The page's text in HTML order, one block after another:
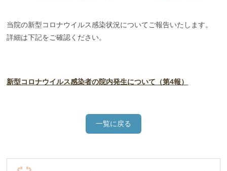
当院の新型コロナウイルス感染状況についてご報告いたします。
詳細は下記をご確認ください。
新型コロナウイルス感染者の院内発生について（第4報）
一覧に戻る